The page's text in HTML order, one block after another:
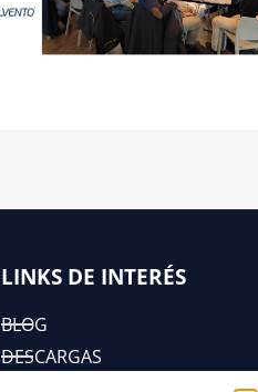
LINKS DE INTERÉS
BLOG
DESCARGAS